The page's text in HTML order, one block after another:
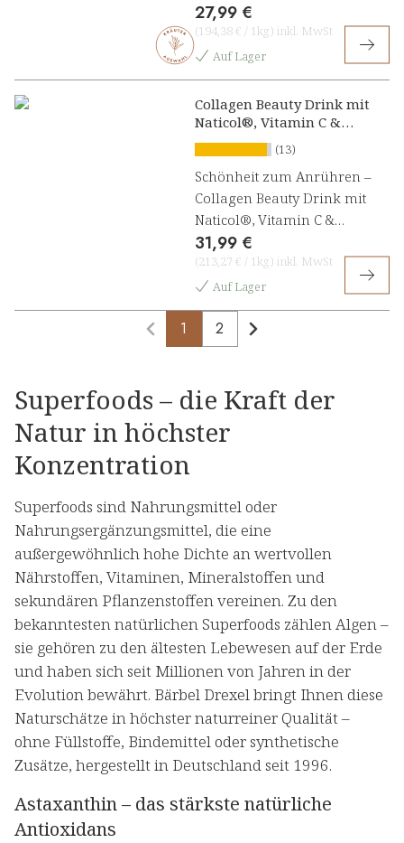
27,99 €
(194,38 € / 1kg) inkl. MwSt
Auf Lager
Collagen Beauty Drink mit
Naticol®, Vitamin C &
Astaxanthin (13)
Schönheit zum Anrühren –
Collagen Beauty Drink mit
Naticol®, Vitamin C &
Astaxanthin
31,99 €
(213,27 € / 1kg) inkl. MwSt
Auf Lager
1 2
Superfoods – die Kraft der
Natur in höchster
Konzentration
Superfoods sind Nahrungsmittel oder
Nahrungsergänzungsmittel, die eine
außergewöhnlich hohe Dichte an wertvollen
Nährstoffen, Vitaminen, Mineralstoffen und
sekundären Pflanzenstoffen vereinen. Zu den
bekanntesten natürlichen Superfoods zählen Algen –
sie gehören zu den ältesten Lebewesen auf der Erde
und haben sich seit Millionen von Jahren in der
Evolution bewährt. Bärbel Drexel bringt Ihnen diese
Naturschätze in höchster naturreiner Qualität –
ohne Füllstoffe, Bindemittel oder synthetische
Zusätze, hergestellt in Deutschland seit 1996.
Astaxanthin – das stärkste natürliche
Antioxidans